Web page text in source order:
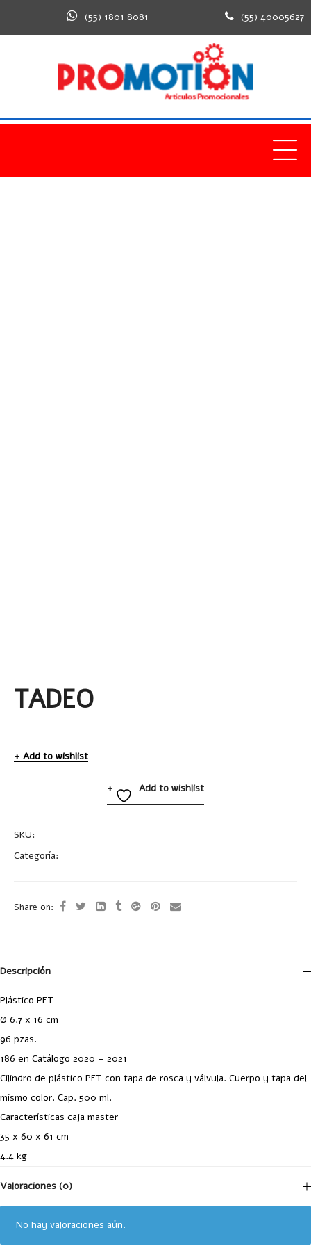
(55) 1801 8081 (55) 40005627
TADEO
Add to wishlist
Add to wishlist
SKU:
Categoría:
Share on:
Descripción
Plástico PET
Ø 6.7 x 16 cm
96 pzas.
186 en Catálogo 2020 – 2021
Cilindro de plástico PET con tapa de rosca y válvula. Cuerpo y tapa del
mismo color. Cap. 500 ml.
Características caja master
35 x 60 x 61 cm
4.4 kg
Valoraciones (0)
No hay valoraciones aún.